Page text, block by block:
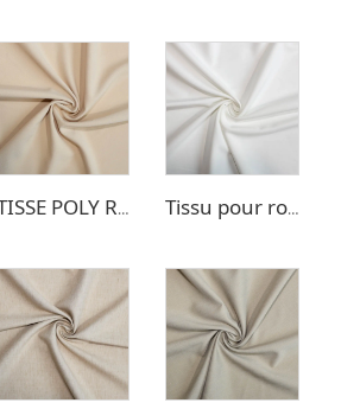
TISSE POLY RAYON POUR BLAZER Tissu pour robe extensible Poly Rayon